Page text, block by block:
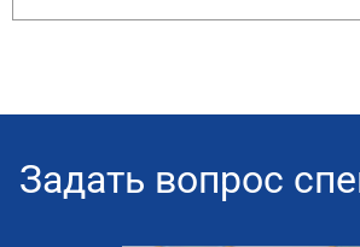
Задать вопрос